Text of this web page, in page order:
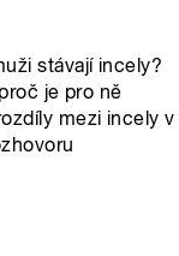
stávají incely?
je pro ně
mezi incely v